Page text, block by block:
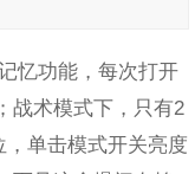
忆功能，每次打开
战术模式下，只有2
单击模式开关亮度